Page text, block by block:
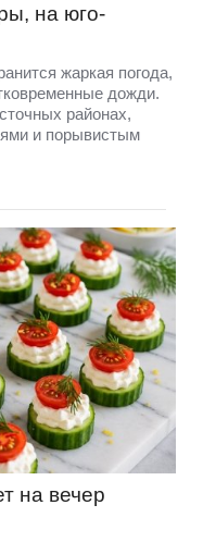
на юго-
жаркая погода,
дожди.
районах,
и порывистым
на вечер